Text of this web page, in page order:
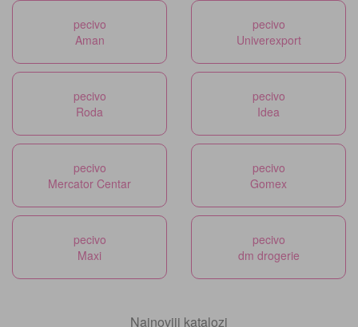
pecivo
Aman
pecivo
Univerexport
pecivo
Roda
pecivo
Idea
pecivo
Mercator Centar
pecivo
Gomex
pecivo
Maxi
pecivo
dm drogerie
Najnoviji katalozi